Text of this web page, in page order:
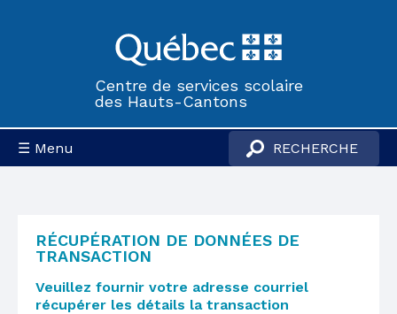
Centre de services scolaire
des Hauts-Cantons
☰ Menu
RÉCUPÉRATION DE DONNÉES DE
TRANSACTION
Veuillez fournir votre adresse courriel
récupérer les détails la transaction